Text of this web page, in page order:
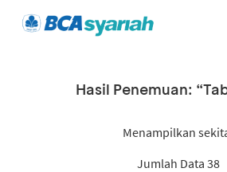
Hasil Penemuan:
Menampilkan
Jumlah Data 38